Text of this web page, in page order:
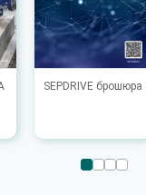
SEPDRIVE брошюра